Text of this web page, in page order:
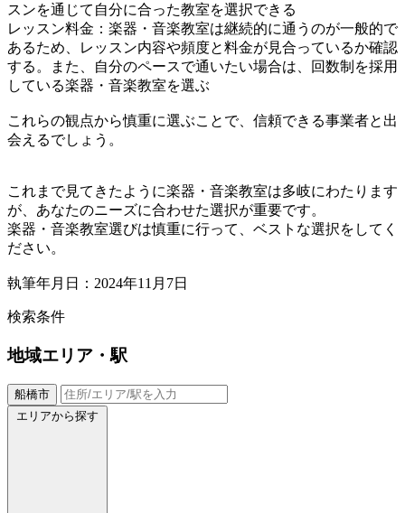
スンを通じて自分に合った教室を選択できる
レッスン料金：楽器・音楽教室は継続的に通うのが一般的で
あるため、レッスン内容や頻度と料金が見合っているか確認
する。また、自分のペースで通いたい場合は、回数制を採用
している楽器・音楽教室を選ぶ
これらの観点から慎重に選ぶことで、信頼できる事業者と出
会えるでしょう。
これまで見てきたように楽器・音楽教室は多岐にわたります
が、あなたのニーズに合わせた選択が重要です。
楽器・音楽教室選びは慎重に行って、ベストな選択をしてく
ださい。
執筆年月日：2024年11月7日
検索条件
地域エリア・駅
船橋市
エリアから探す